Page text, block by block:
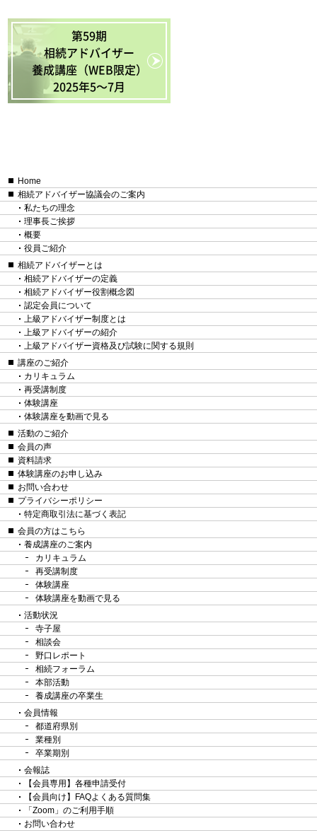
第59期
相続アドバイザー
養成講座（WEB限定）
2025年5〜7月
Home
相続アドバイザー協議会のご案内
私たちの理念
理事長ご挨拶
概要
役員ご紹介
相続アドバイザーとは
相続アドバイザーの定義
相続アドバイザー役割概念図
認定会員について
上級アドバイザー制度とは
上級アドバイザーの紹介
上級アドバイザー資格及び試験に関する規則
講座のご紹介
カリキュラム
再受講制度
体験講座
体験講座を動画で見る
活動のご紹介
会員の声
資料請求
体験講座のお申し込み
お問い合わせ
プライバシーポリシー
特定商取引法に基づく表記
会員の方はこちら
養成講座のご案内
カリキュラム
再受講制度
体験講座
体験講座を動画で見る
活動状況
寺子屋
相談会
野口レポート
相続フォーラム
本部活動
養成講座の卒業生
会員情報
都道府県別
業種別
卒業期別
会報誌
【会員専用】各種申請受付
【会員向け】FAQよくある質問集
「Zoom」のご利用手順
お問い合わせ